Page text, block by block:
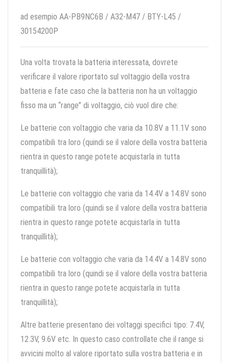
ad esempio AA-PB9NC6B / A32-M47 / BTY-L45 /
30154200P
Una volta trovata la batteria interessata, dovrete
verificare il valore riportato sul voltaggio della vostra
batteria e fate caso che la batteria non ha un voltaggio
fisso ma un “range” di voltaggio, ciò vuol dire che:
Le batterie con voltaggio che varia da 10.8V a 11.1V sono
compatibili tra loro (quindi se il valore della vostra batteria
rientra in questo range potete acquistarla in tutta
tranquillità);
Le batterie con voltaggio che varia da 14.4V a 14.8V sono
compatibili tra loro (quindi se il valore della vostra batteria
rientra in questo range potete acquistarla in tutta
tranquillità);
Le batterie con voltaggio che varia da 14.4V a 14.8V sono
compatibili tra loro (quindi se il valore della vostra batteria
rientra in questo range potete acquistarla in tutta
tranquillità);
Altre batterie presentano dei voltaggi specifici tipo: 7.4V,
12.3V, 9.6V etc. In questo caso controllate che il range si
avvicini molto al valore riportato sulla vostra batteria e in